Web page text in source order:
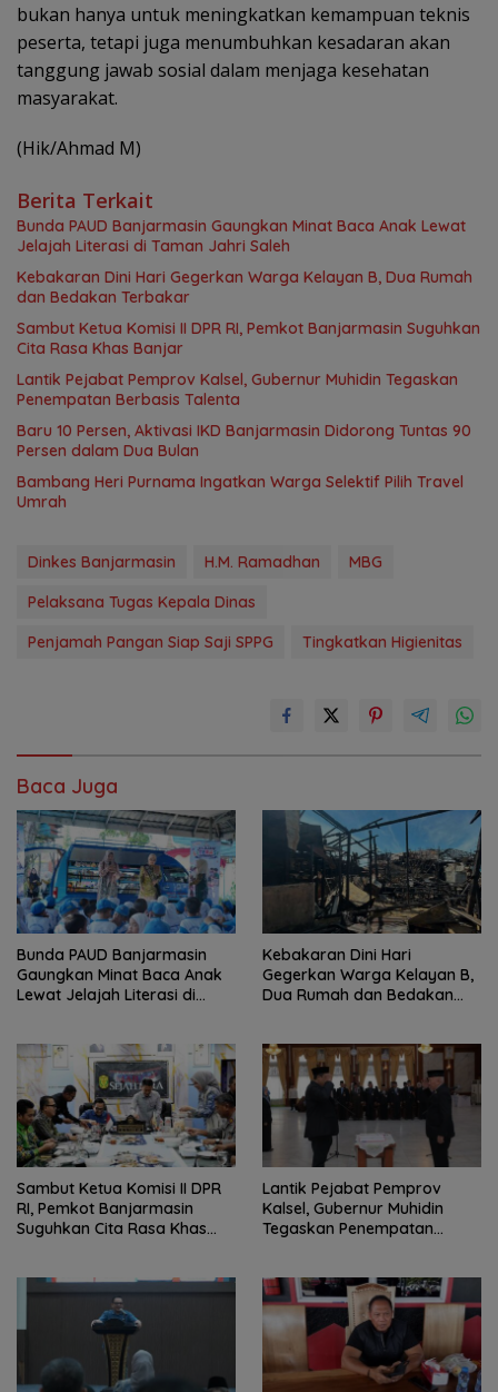
bukan hanya untuk meningkatkan kemampuan teknis
peserta, tetapi juga menumbuhkan kesadaran akan
tanggung jawab sosial dalam menjaga kesehatan
masyarakat.
(Hik/Ahmad M)
Berita Terkait
Bunda PAUD Banjarmasin Gaungkan Minat Baca Anak Lewat
Jelajah Literasi di Taman Jahri Saleh
Kebakaran Dini Hari Gegerkan Warga Kelayan B, Dua Rumah
dan Bedakan Terbakar
Sambut Ketua Komisi II DPR RI, Pemkot Banjarmasin Suguhkan
Cita Rasa Khas Banjar
Lantik Pejabat Pemprov Kalsel, Gubernur Muhidin Tegaskan
Penempatan Berbasis Talenta
Baru 10 Persen, Aktivasi IKD Banjarmasin Didorong Tuntas 90
Persen dalam Dua Bulan
Bambang Heri Purnama Ingatkan Warga Selektif Pilih Travel
Umrah
Dinkes Banjarmasin H.M. Ramadhan
MBG
Pelaksana Tugas Kepala Dinas
Penjamah Pangan Siap Saji SPPG
Tingkatkan Higienitas
Baca Juga
Bunda PAUD Banjarmasin
Gaungkan Minat Baca Anak
Lewat Jelajah Literasi di
Kebakaran Dini Hari
Gegerkan Warga Kelayan B,
Dua Rumah dan Bedakan
Sambut Ketua Komisi II DPR
RI, Pemkot Banjarmasin
Suguhkan Cita Rasa Khas
Lantik Pejabat Pemprov
Kalsel, Gubernur Muhidin
Tegaskan Penempatan